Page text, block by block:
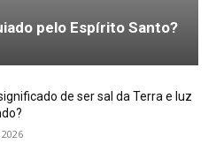
pelo Espírito Santo?
de ser sal da Terra e luz